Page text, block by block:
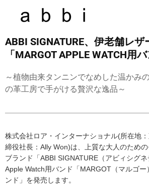
ABBI SIGNATURE、伊老舗レ
「MARGOT APPLE WATCH用
～植物由来タンニンでなめした温かみ
の革工房で手がける贅沢な逸品～
株式会社ロア・インターナショナル(所在地
締役社長：Ally Won)は、上質な大人のため
ブランド「ABBI SIGNATURE（アビィシグネ
Apple Watch用バンド「MARGOT（マルゴ
ンド」を発売します。